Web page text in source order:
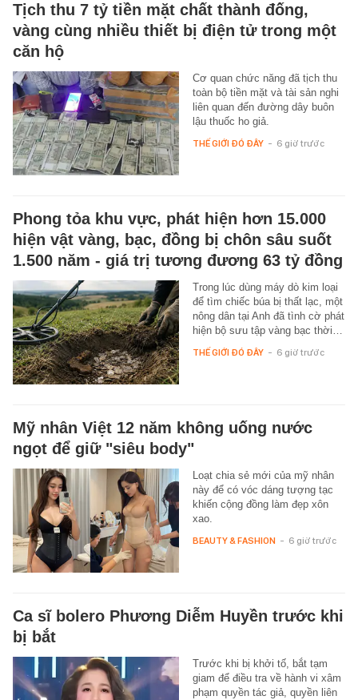
Tịch thu 7 tỷ tiền mặt chất thành đống,
vàng cùng nhiều thiết bị điện tử trong một
căn hộ
Cơ quan chức năng đã tịch thu
toàn bộ tiền mặt và tài sản nghi
liên quan đến đường dây buôn
lậu thuốc ho giả.
THẾ GIỚI ĐÓ ĐÂY - 6 giờ trước
Phong tỏa khu vực, phát hiện hơn 15.000
hiện vật vàng, bạc, đồng bị chôn sâu suốt
1.500 năm - giá trị tương đương 63 tỷ đồng
Trong lúc dùng máy dò kim loại
để tìm chiếc búa bị thất lạc, một
nông dân tại Anh đã tình cờ phát
hiện bộ sưu tập vàng bạc thời…
THẾ GIỚI ĐÓ ĐÂY - 6 giờ trước
Mỹ nhân Việt 12 năm không uống nước
ngọt để giữ "siêu body"
Loạt chia sẻ mới của mỹ nhân
này để có vóc dáng tượng tạc
khiến cộng đồng làm đẹp xôn
xao.
BEAUTY & FASHION - 6 giờ trước
Ca sĩ bolero Phương Diễm Huyền trước khi
bị bắt
Trước khi bị khởi tố, bắt tạm
giam để điều tra về hành vi xâm
phạm quyền tác giả, quyền liên